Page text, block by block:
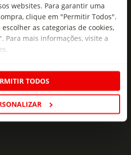
websites. Para garantir uma
clique em "Permitir Todos".
as categorias de cookies,
Para mais informações, visite a
TODOS
frescas no
exclusivas,
Subscrever